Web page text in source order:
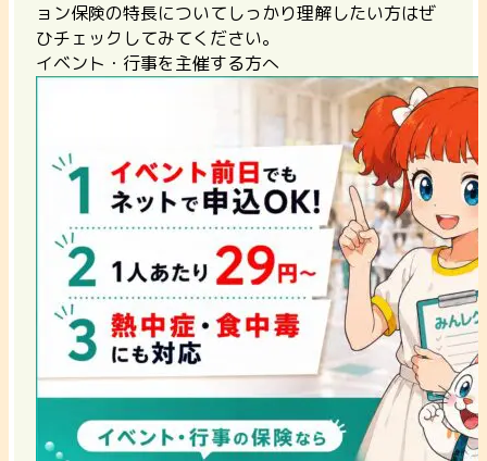
ョン保険の特長についてしっかり理解したい方はぜ
ひチェックしてみてください。
イベント・行事を主催する方へ